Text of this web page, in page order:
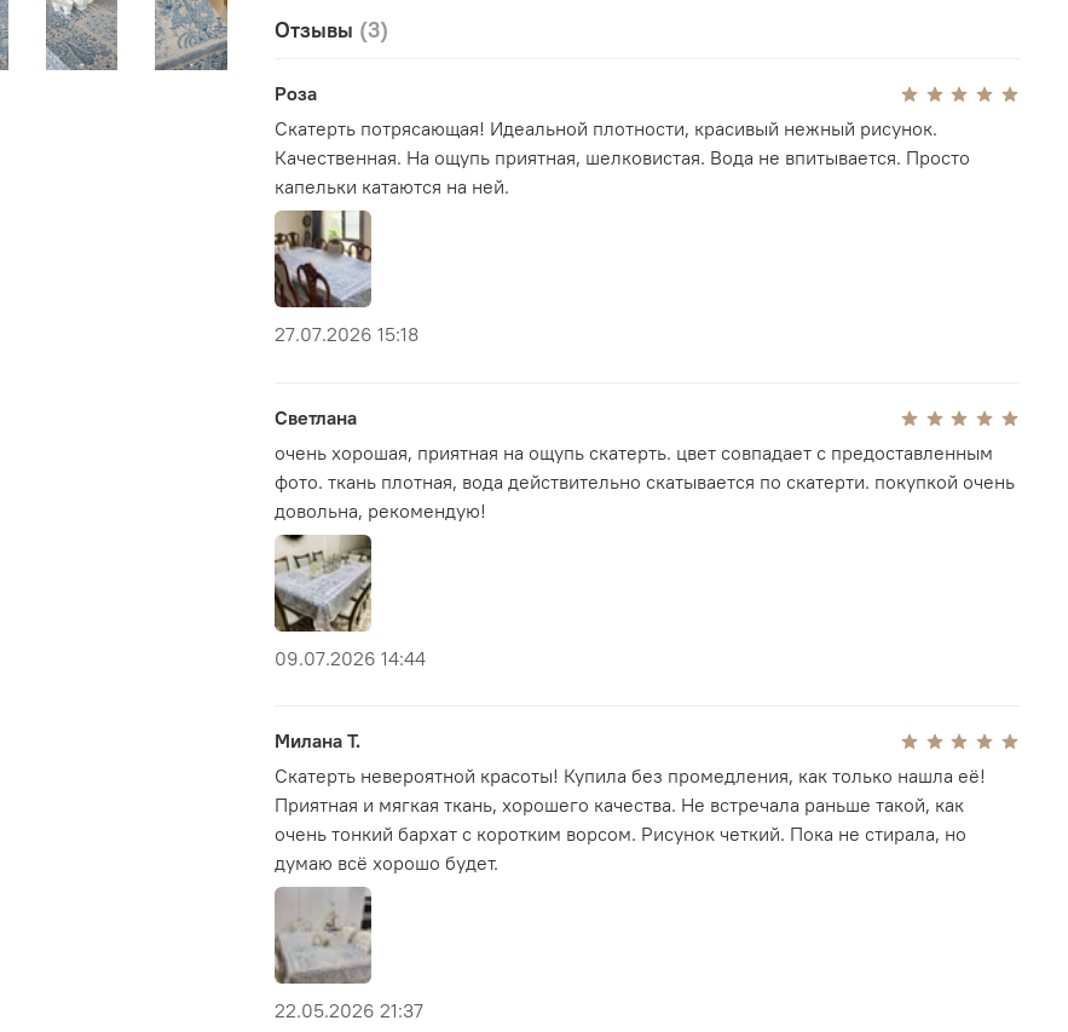
Материал - шелковистый бархат
Отзывы (3)
Роза
Скатерть потрясающая! Идеальной плотности, красивый нежный рисунок.
Качественная. На ощупь приятная, шелковистая. Вода не впитывается. Просто
капельки катаются на ней.
27.07.2026 15:18
Светлана
очень хорошая, приятная на ощупь скатерть. цвет совпадает с предоставленным
фото. ткань плотная, вода действительно скатывается по скатерти. покупкой очень
довольна, рекомендую!
09.07.2026 14:44
Милана Т.
Скатерть невероятной красоты! Купила без промедления, как только нашла её!
Приятная и мягкая ткань, хорошего качества. Не встречала раньше такой, как
очень тонкий бархат с коротким ворсом. Рисунок четкий. Пока не стирала, но
думаю всё хорошо будет.
22.05.2026 21:37